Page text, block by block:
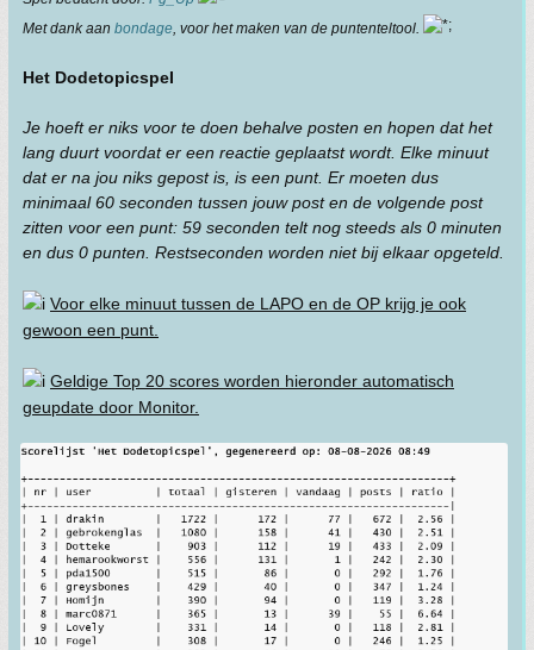
Met dank aan bondage , voor het maken van de puntenteltool.
Het DodetopicspeI
Je hoeft er niks voor te doen behalve posten en hopen dat het
lang duurt voordat er een reactie geplaatst wordt. Elke minuut
dat er na jou niks gepost is, is een punt. Er moeten dus
minimaal 60 seconden tussen jouw post en de volgende post
zitten voor een punt: 59 seconden telt nog steeds als 0 minuten
en dus 0 punten. Restseconden worden niet bij elkaar opgeteld.
Voor elke minuut tussen de LAPO en de OP krijg je ook
gewoon een punt.
Geldige Top 20 scores worden hieronder automatisch
geupdate door Monitor.